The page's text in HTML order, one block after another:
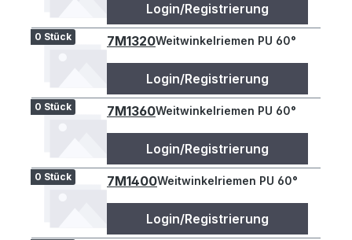
Login/Registrierung
0 Stück 7M1320Weitwinkelriemen PU 60°
Login/Registrierung
0 Stück 7M1360Weitwinkelriemen PU 60°
Login/Registrierung
0 Stück 7M1400Weitwinkelriemen PU 60°
Login/Registrierung